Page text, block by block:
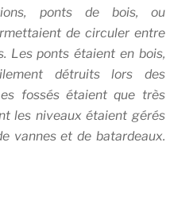
ponts de bois, ou
de circuler entre
Les ponts étaient en bois,
détruits lors des
fossés étaient que très
les niveaux étaient gérés
vannes et de batardeaux.